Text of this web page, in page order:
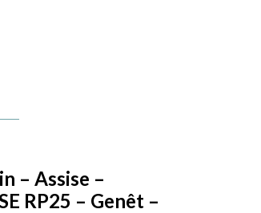
– Assise –
RP25 – Genêt –